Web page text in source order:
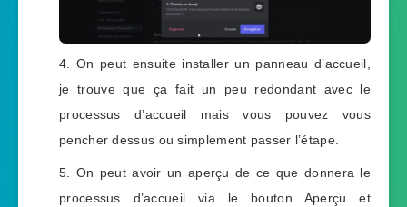
On peut ensuite installer un panneau d’accueil,
je trouve que ça fait un peu redondant avec le
processus d’accueil mais vous pouvez vous
pencher dessus ou simplement passer l’étape.
On peut avoir un aperçu de ce que donnera le
processus d’accueil via le bouton Aperçu et